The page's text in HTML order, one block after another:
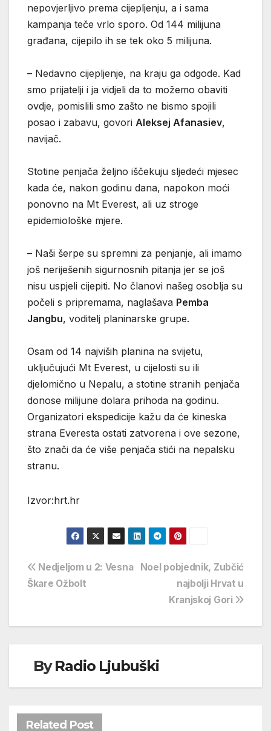
nepovjerljivo prema cijepljenju, a i sama
kampanja teče vrlo sporo. Od 144 milijuna
građana, cijepilo ih se tek oko 5 milijuna.
– Nedavno cijepljenje, na kraju ga odgode. Kad
smo prijatelji i ja vidjeli da to možemo obaviti
ovdje, pomislili smo zašto ne bismo spojili
posao i zabavu, govori Aleksej Afanasiev,
navijač.
Stotine penjača željno iščekuju sljedeći mjesec
kada će, nakon godinu dana, napokon moći
ponovno na Mt Everest, ali uz stroge
epidemiološke mjere.
– Naši šerpe su spremni za penjanje, ali imamo
još neriješenih sigurnosnih pitanja jer se još
nisu uspjeli cijepiti. No članovi našeg osoblja su
počeli s pripremama, naglašava Pemba
Jangbu, voditelj planinarske grupe.
Osam od 14 najviših planina na svijetu,
uključujući Mt Everest, u cijelosti su ili
djelomično u Nepalu, a stotine stranih penjača
donose milijune dolara prihoda na godinu.
Organizatori ekspedicije kažu da će kineska
strana Everesta ostati zatvorena i ove sezone,
što znači da će više penjača stići na nepalsku
stranu.
Izvor:hrt.hr
Navigacija
Noel pobjednik, Zubčić
najbolji Hrvat u
Kranjskoj Gori
Nedjeljom u 2: Vesna
Škare Ožbolt
ByRadio Ljubuški
Related Post